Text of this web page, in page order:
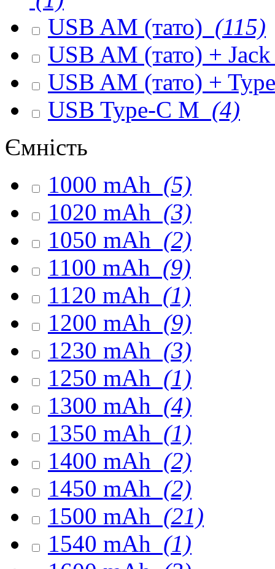
USB AM (тато) (115)
USB AM (тато) +
USB AM (тато) +
USB Type-C M (4)
Ємність
1000 mAh (5)
1020 mAh (3)
1050 mAh (2)
1100 mAh (9)
1120 mAh (1)
1200 mAh (9)
1230 mAh (3)
1250 mAh (1)
1300 mAh (4)
1350 mAh (1)
1400 mAh (2)
1450 mAh (2)
1500 mAh (21)
1540 mAh (1)